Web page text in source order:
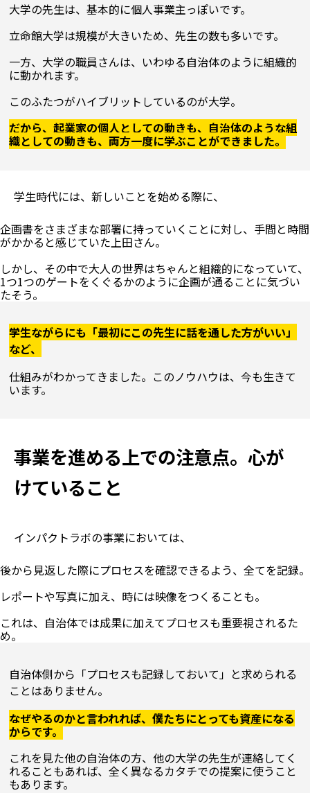
大学の先生は、基本的に個人事業主っぽいです。
立命館大学は規模が大きいため、先生の数も多いです。
一方、大学の職員さんは、いわゆる自治体のように組織的
に動かれます。
このふたつがハイブリットしているのが大学。
だから、起業家の個人としての動きも、自治体のような組
織としての動きも、両方一度に学ぶことができました。
学生時代には、新しいことを始める際に、
企画書をさまざまな部署に持っていくことに対し、手間と時間
がかかると感じていた上田さん。
しかし、その中で大人の世界はちゃんと組織的になっていて、
1つ1つのゲートをくぐるかのように企画が通ることに気づい
学生ながらにも「最初にこの先生に話を通した方がいい」
など、
仕組みがわかってきました。このノウハウは、今も生きて
います。
事業を進める上での注意点。心が
けていること
インパクトラボの事業においては、
後から見返した際にプロセスを確認できるよう、全てを記録。
レポートや写真に加え、時には映像をつくることも。
これは、自治体では成果に加えてプロセスも重要視されるた
自治体側から「プロセスも記録しておいて」と求められる
ことはありません。
なぜやるのかと言われれば、僕たちにとっても資産になる
からです。
これを見た他の自治体の方、他の大学の先生が連絡してく
れることもあれば、全く異なるカタチでの提案に使うこと
もあります。